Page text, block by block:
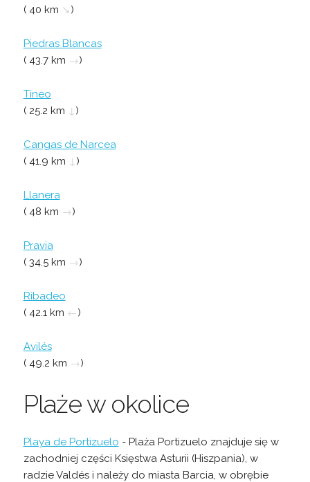
( 40 km ↘)
Piedras Blancas
( 43.7 km →)
Tineo
( 25.2 km ↓)
Cangas de Narcea
( 41.9 km ↓)
Llanera
( 48 km →)
Pravia
( 34.5 km →)
Ribadeo
( 42.1 km ←)
Avilés
( 49.2 km →)
Plaże w okolice
Playa de Portizuelo - Plaża Portizuelo znajduje się w
zachodniej części Księstwa Asturii (Hiszpania), w
radzie Valdés i należy do miasta Barcia, w obrębie